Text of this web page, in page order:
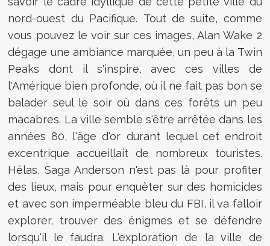
nord-ouest du Pacifique. Tout de suite, comme
vous pouvez le voir sur ces images, Alan Wake 2
dégage une ambiance marquée, un peu à la Twin
Peaks dont il s'inspire, avec ces villes de
l'Amérique bien profonde, où il ne fait pas bon se
balader seul le soir où dans ces forêts un peu
macabres. La ville semble s'être arrêtée dans les
années 80, l'âge d'or durant lequel cet endroit
excentrique accueillait de nombreux touristes.
Hélas, Saga Anderson n'est pas là pour profiter
des lieux, mais pour enquêter sur des homicides
et avec son imperméable bleu du FBI, il va falloir
explorer, trouver des énigmes et se défendre
lorsqu'il le faudra. L'exploration de la ville de